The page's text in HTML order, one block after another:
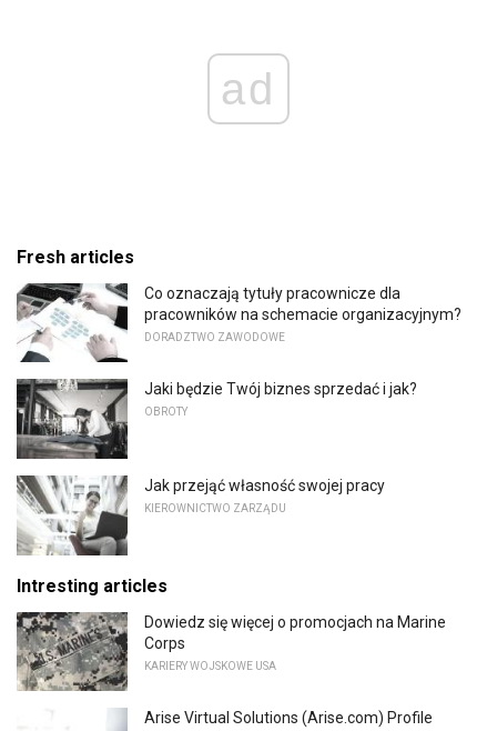
ad
Fresh articles
Co oznaczają tytuły pracownicze dla
pracowników na schemacie organizacyjnym?
DORADZTWO ZAWODOWE
Jaki będzie Twój biznes sprzedać i jak?
OBROTY
Jak przejąć własność swojej pracy
KIEROWNICTWO ZARZĄDU
Intresting articles
Dowiedz się więcej o promocjach na Marine
Corps
KARIERY WOJSKOWE USA
Arise Virtual Solutions (Arise.com) Profile